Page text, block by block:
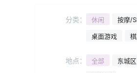
分类： 休闲 按摩/
桌面游戏
地点： 全部 东城区